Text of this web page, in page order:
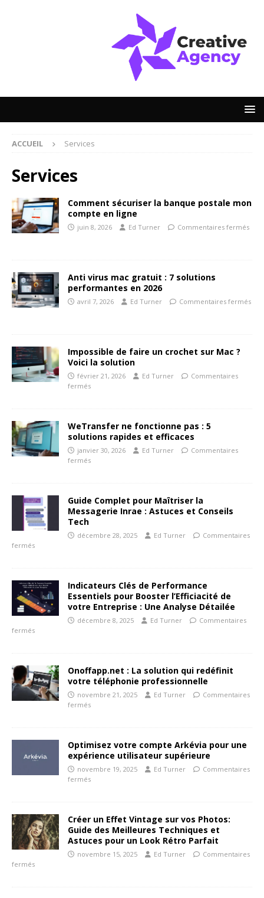
ACCUEIL Services
Services
Comment sécuriser la banque postale mon
compte en ligne
juin 8, 2026 Ed Turner Commentaires fermés
Anti virus mac gratuit : 7 solutions
performantes en 2026
avril 7, 2026 Ed Turner Commentaires fermés
Impossible de faire un crochet sur Mac ?
Voici la solution
février 21, 2026 Ed Turner
Commentaires
fermés
WeTransfer ne fonctionne pas : 5
solutions rapides et efficaces
janvier 30, 2026 Ed Turner
Commentaires
fermés
Guide Complet pour Maîtriser la
Messagerie Inrae : Astuces et Conseils
Tech
décembre 28, 2025 Ed Turner
Commentaires
fermés
Indicateurs Clés de Performance
Essentiels pour Booster l’Efficiacité de
votre Entreprise : Une Analyse Détailée
décembre 8, 2025 Ed Turner
Commentaires
fermés
Onoffapp.net : La solution qui redéfinit
votre téléphonie professionnelle
novembre 21, 2025 Ed Turner
Commentaires
fermés
Optimisez votre compte Arkévia pour une
expérience utilisateur supérieure
novembre 19, 2025 Ed Turner
Commentaires
fermés
Créer un Effet Vintage sur vos Photos:
Guide des Meilleures Techniques et
Astuces pour un Look Rétro Parfait
novembre 15, 2025 Ed Turner
Commentaires
fermés